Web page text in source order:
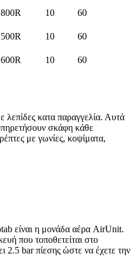
800R 10
60
500R 10
60
600R 10 60
λεπίδες κατα παραγγελία. Αυτά
σκάφη κάθε
με γωνίες, κοψίματα,
είναι η μονάδα αέρα AirUnit.
που τοποθετείται στο
2.5 bar πίεσης ώστε να έχετε την